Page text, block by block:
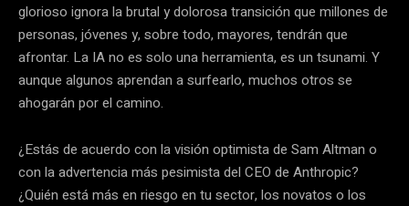
glorioso ignora la brutal y dolorosa transición que millones de
personas, jóvenes y, sobre todo, mayores, tendrán que
afrontar. La IA no es solo una herramienta, es un tsunami. Y
aunque algunos aprendan a surfearlo, muchos otros se
ahogarán por el camino.
¿Estás de acuerdo con la visión optimista de Sam Altman o
con la advertencia más pesimista del CEO de Anthropic?
¿Quién está más en riesgo en tu sector, los novatos o los